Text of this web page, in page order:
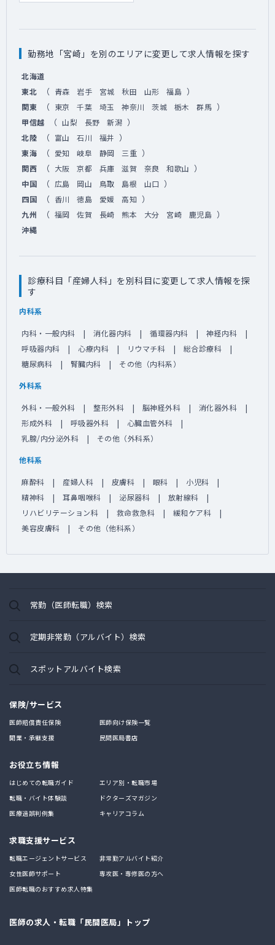
勤務地「宮崎」を別のエリアに変更して求人情報を探す
北海道
東北
（ 青森 岩手 宮城 秋田 山形 福島 ）
関東 （ 東京 千葉 埼玉 神奈川 茨城 栃木 群馬 ）
甲信越 （ 山梨 長野 新潟 ）
北陸 （ 富山 石川 福井 ）
東海 （ 愛知 岐阜 静岡 三重 ）
関西 （ 大阪 京都 兵庫 滋賀 奈良 和歌山 ）
中国 （ 広島 岡山 鳥取 島根 山口 ）
四国 （ 香川 徳島 愛媛 高知 ）
九州 （ 福岡 佐賀 長崎 熊本 大分 宮崎 鹿児島 ）
沖縄
診療科目「産婦人科」を別科目に変更して求人情報を探
す
内科系
内科・一般内科 消化器内科 循環器内科
神経内科
呼吸器内科
心療内科 リウマチ科
総合診療科
糖尿病科
腎臓内科 その他（内科系）
外科系
外科・一般外科 整形外科 脳神経外科
消化器外科
形成外科
呼吸器外科
心臓血管外科
乳腺/内分泌外科
その他（外科系）
他科系
麻酔科 産婦人科 皮膚科 眼科
小児科
精神科
耳鼻咽喉科 泌尿器科
放射線科
リハビリテーション科
救命救急科
緩和ケア科
美容皮膚科
その他（他科系）
常勤（医師転職）検索
定期非常勤（アルバイト）検索
スポットアルバイト検索
保険/サービス
医師賠償責任保険
医師向け保険一覧
開業・承継支援
民間医局書店
お役立ち情報
はじめての転職ガイド
エリア別・転職市場
転職・バイト体験談
ドクターズマガジン
医療過誤判例集
キャリアコラム
求職支援サービス
転職エージェントサービス
非常勤アルバイト紹介
女性医師サポート
専攻医・専修医の方へ
医師転職のおすすめ求人特集
医師の求人・転職「民間医局」トップ